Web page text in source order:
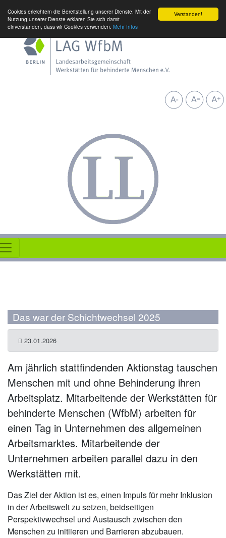
Verstanden!
Cookies erleichtern die Bereitstellung unserer Dienste. Mit der
Nutzung unserer Dienste erklären Sie sich damit
einverstanden, dass wir Cookies verwenden. Mehr Infos
Das war der Schichtwechsel 2025
23.01.2026
Am jährlich stattfindenden Aktionstag tauschen
Menschen mit und ohne Behinderung ihren
Arbeitsplatz. Mitarbeitende der Werkstätten für
behinderte Menschen (WfbM) arbeiten für
einen Tag in Unternehmen des allgemeinen
Arbeitsmarktes. Mitarbeitende der
Unternehmen arbeiten parallel dazu in den
Werkstätten mit.
Das Ziel der Aktion ist es, einen Impuls für mehr Inklusion
in der Arbeitswelt zu setzen, beidseitigen
Perspektivwechsel und Austausch zwischen den
Menschen zu initiieren und Barrieren abzubauen.